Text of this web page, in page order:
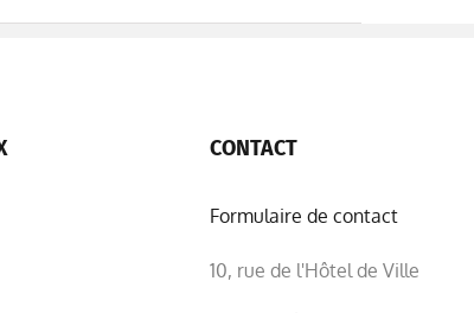
CONTACT
Formulaire de contact
10, rue de l'Hôtel de Ville